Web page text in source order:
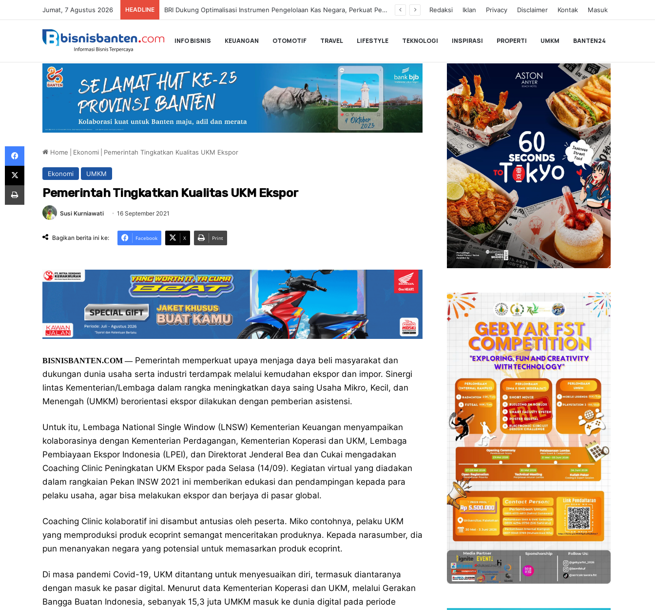
Jumat, 7 Agustus 2026 HEADLINE Hampir Sentuh 70.000 Pengguna, Polytron Optimis Sambut Ajang GIIAS 2026 dengan Respon Positif Redaksi Iklan Privacy Disclaimer Kontak Masuk
INFO BISNIS KEUANGAN OTOMOTIF TRAVEL LIFESTYLE TEKNOLOGI INSPIRASI PROPERTI UMKM BANTEN24
Home Ekonomi Pemerintah Tingkatkan Kualitas UKM Ekspor
Ekonomi UMKM
Pemerintah Tingkatkan Kualitas UKM Ekspor
Susi Kurniawati 16 September 2021
Bagikan berita ini ke: Facebook X Print
BISNISBANTEN.COM —Pemerintah memperkuat upaya menjaga daya beli masyarakat dan
dukungan dunia usaha serta industri terdampak melalui kemudahan ekspor dan impor. Sinergi
lintas Kementerian/Lembaga dalam rangka meningkatkan daya saing Usaha Mikro, Kecil, dan
Menengah (UMKM) berorientasi ekspor dilakukan dengan pemberian asistensi.
Untuk itu, Lembaga National Single Window (LNSW) Kementerian Keuangan menyampaikan
kolaborasinya dengan Kementerian Perdagangan, Kementerian Koperasi dan UKM, Lembaga
Pembiayaan Ekspor Indonesia (LPEI), dan Direktorat Jenderal Bea dan Cukai mengadakan
Coaching Clinic Peningkatan UKM Ekspor pada Selasa (14/09). Kegiatan virtual yang diadakan
dalam rangkaian Pekan INSW 2021 ini memberikan edukasi dan pendampingan kepada para
pelaku usaha, agar bisa melakukan ekspor dan berjaya di pasar global.
Coaching Clinic kolaboratif ini disambut antusias oleh peserta. Miko contohnya, pelaku UKM
yang memproduksi produk ecoprint semangat menceritakan produknya. Kepada narasumber, dia
pun menanyakan negara yang potensial untuk memasarkan produk ecoprint.
Di masa pandemi Covid-19, UKM ditantang untuk menyesuaikan diri, termasuk diantaranya
dengan masuk ke pasar digital. Menurut data Kementerian Koperasi dan UKM, melalui Gerakan
Bangga Buatan Indonesia, sebanyak 15,3 juta UMKM masuk ke dunia digital pada periode